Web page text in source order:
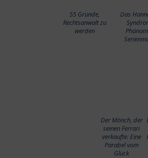
55 Gründe,
Rechtsanwalt zu
werden
Das
Der Mönch, der
seinen Ferrari
verkaufte: Eine
Parabel vom
Glück